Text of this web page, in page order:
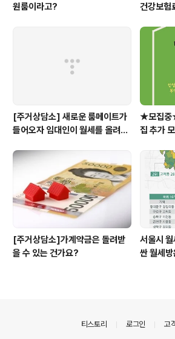
원룸이라고?
건강보험
[주거상담소] 새로운 룸메이트가
들어오자 임대인이 월세를 올려달
★모집중
집 추가
[주거상담소]가계약금은 돌려받
을 수 있는 건가요?
서울시
싼 월세
티스토리 로그인 고